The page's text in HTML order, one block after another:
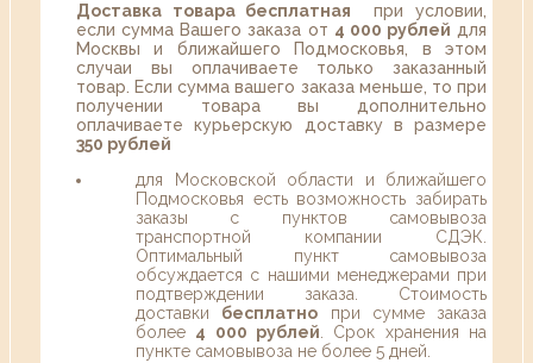
Доставка товара бесплатная при условии,
если сумма Вашего заказа от 4 000 рублей для
Москвы и ближайшего Подмосковья, в этом
случаи вы оплачиваете только заказанный
товар. Если сумма вашего заказа меньше, то при
получении товара вы дополнительно
оплачиваете курьерскую доставку в размере
350 рублей
для Московской области и ближайшего
Подмосковья есть возможность забирать
заказы с пунктов самовывоза
транспортной компании СДЭК.
Оптимальный пункт самовывоза
обсуждается с нашими менеджерами при
подтверждении заказа. Стоимость
доставки бесплатно при сумме заказа
более 4 000 рублей . Срок хранения на
пункте самовывоза не более 5 дней.